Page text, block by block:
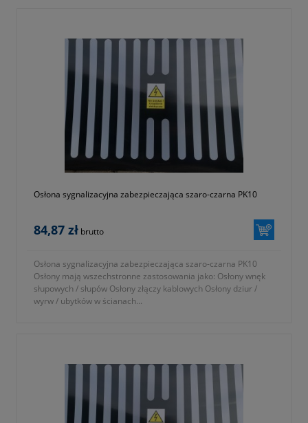
Osłona sygnalizacyjna zabezpieczająca szaro-czarna PK10
84,87 zł brutto
Osłona sygnalizacyjna zabezpieczająca szaro-czarna PK10
Osłony mają wszechstronne zastosowania jako: Osłony wnęk
słupowych / słupów Osłony złączy kablowych Osłony dziur /
wyrw / ubytków w ścianach...